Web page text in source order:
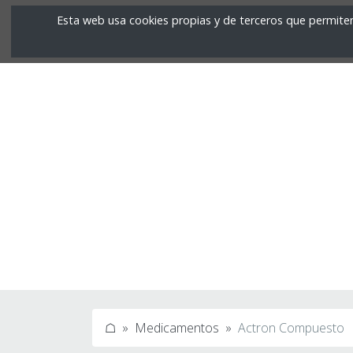
Esta web usa cookies propias y de terceros que
☖ Medicamentos Actron Compuesto